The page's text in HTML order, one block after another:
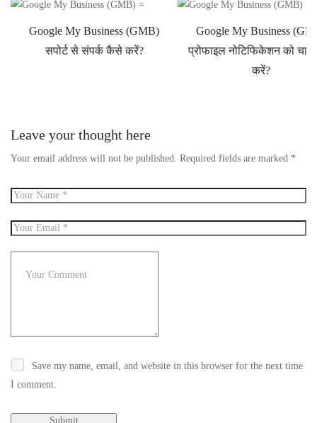
Google My Business (GMB)
सपोर्ट से संपर्क कैसे करें?
Google My Business
प्रोफाइल नोटिफिकेशन को
करें?
Leave your thought here
Your email address will not be published. Required fields are marked *
Save my name, email, and website in this browser for the next time
I comment.